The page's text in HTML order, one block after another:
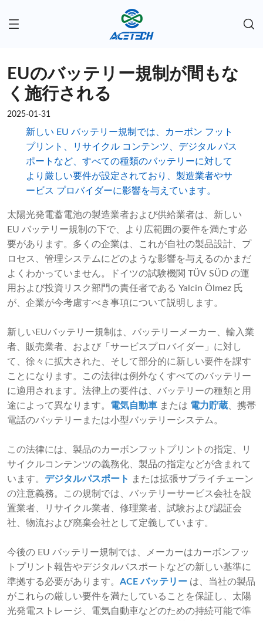
EUのバッテリー規制が間もな
く施行される
2025-01-31
新しい EU バッテリー規制では、カーボン フット
プリント、リサイクル コンテンツ、デジタル パス
ポートなど、すべての種類のバッテリーに対して
より厳しい要件が設定されており、製造業者やサ
ービス プロバイダーに影響を与えています。
太陽光発電蓄電池の製造業者および供給業者は、新しい
EU バッテリー規制の下で、より広範囲の要件を満たす必
要があります。多くの企業は、これが自社の製品設計、プ
ロセス、管理システムにどのような影響を与えるのかまだ
よくわかっていません。ドイツの試験機関 TÜV SÜD の運
用および投資リスク部門の責任者である Yalcin Ölmez 氏
が、企業が今考慮すべき事項について説明します。
新しいEUバッテリー規制は、バッテリーメーカー、輸入業
者、販売業者、および「サービスプロバイダー」に対し
て、徐々に拡大された、そして部分的に新しい要件を課す
ことになります。この法律は例外なくすべてのバッテリー
に適用されます。法律上の要件は、バッテリーの種類と用
途によって異なります。 電気自動車 または 電力貯蔵 、携帯
電話のバッテリーまたは小型バッテリーシステム。
この法律には、製品のカーボンフットプリントの指定、リ
サイクルコンテンツの義務化、製品の指定などが含まれて
います。 デジタルパスポート
または拡張サプライチェーン
の注意義務。この規制では、バッテリーサービス会社を設
置業者、リサイクル業者、修理業者、試験および認証会
社、物流および廃棄会社として定義しています。
今後の EU バッテリー規制では、メーカーはカーボンフッ
トプリント報告やデジタルパスポートなどの新しい基準に
準拠する必要があります。 ACE バッテリー は、当社の製品
がこれらの厳しい要件を満たしていることを保証し、太陽
光発電ストレージ、電気自動車などのための持続可能で準